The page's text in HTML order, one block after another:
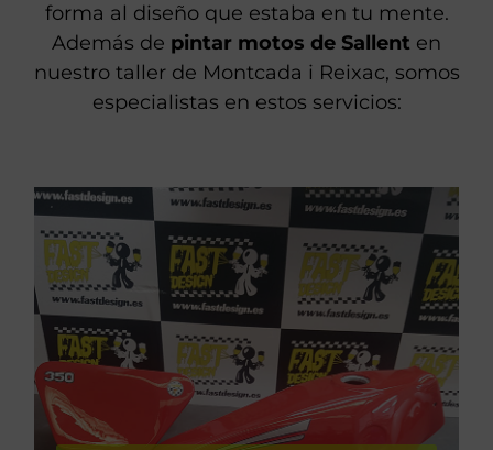
forma al diseño que estaba en tu mente.
Además de pintar motos de Sallent en
nuestro taller de Montcada i Reixac, somos
especialistas en estos servicios:
VER PINTURA DE CARENADOS